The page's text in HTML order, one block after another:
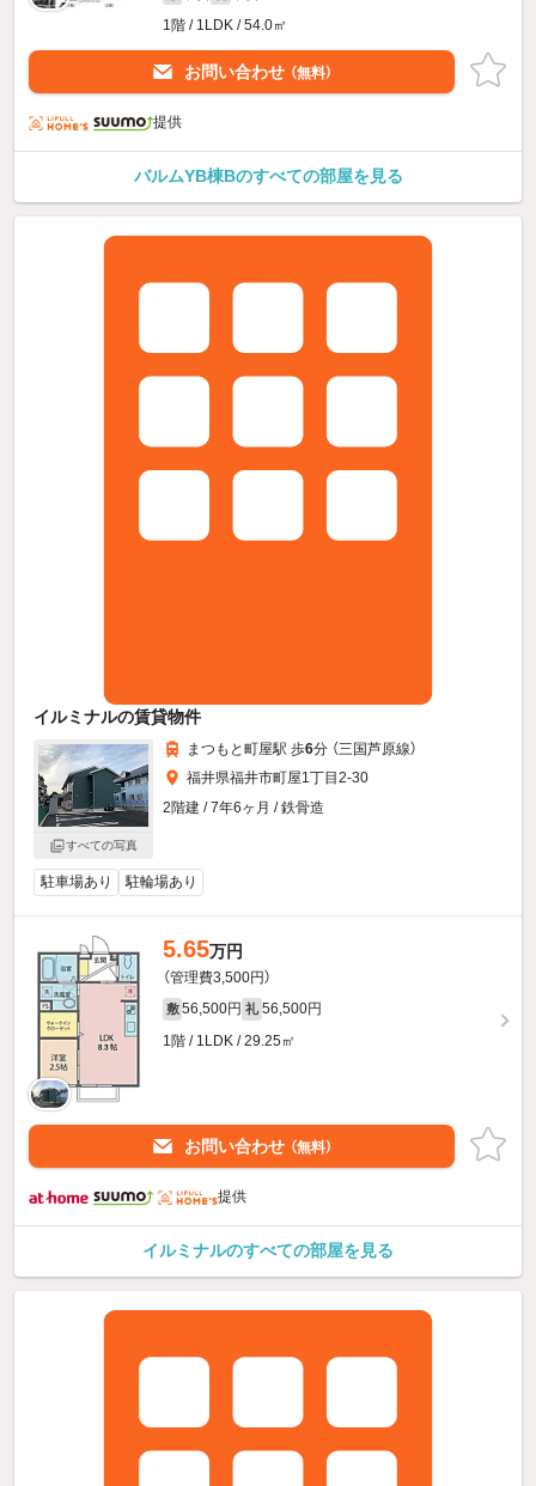
1階 / 1LDK / 54.0㎡
お問い合わせ （無料）
提供
バルムYB棟Bのすべての部屋を見る
イルミナルの賃貸物件
すべての写真
まつもと町屋駅 歩6分 （三国芦原線）
福井県福井市町屋1丁目2-30
2階建 / 7年6ヶ月 / 鉄骨造
駐車場あり 駐輪場あり
5.65万円
（管理費3,500円）
敷 56,500円 礼 56,500円
1階 / 1LDK / 29.25㎡
お問い合わせ （無料）
提供
イルミナルのすべての部屋を見る